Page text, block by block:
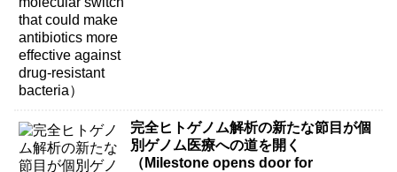
完全ヒトゲノム解析の新たな節目が個
別ゲノム医療への道を開く
（Milestone opens door for